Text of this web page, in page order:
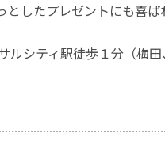
としたプレゼントにも喜
ルシティ駅徒歩１分（梅